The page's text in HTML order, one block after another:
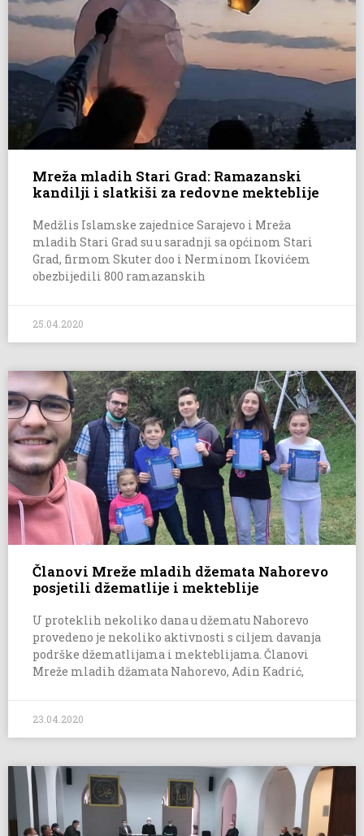
Mreža mladih Stari Grad: Ramazanski
kandilji i slatkiši za redovne mekteblije
Medžlis Islamske zajednice Sarajevo i Mreža
mladih Stari Grad su u saradnji sa općinom Stari
Grad, firmom Skuter doo i Nerminom Ikovićem
obezbijedili 800 ramazanskih
25.04.2020
Članovi Mreže mladih džemata Nahorevo
posjetili džematlije i mekteblije
U proteklih nekoliko dana u džematu Nahorevo
provedeno je nekoliko aktivnosti s ciljem davanja
podrške džematlijama i mekteblijama. Članovi
Mreže mladih džamata Nahorevo, Adin Kadrić,
23.04.2020